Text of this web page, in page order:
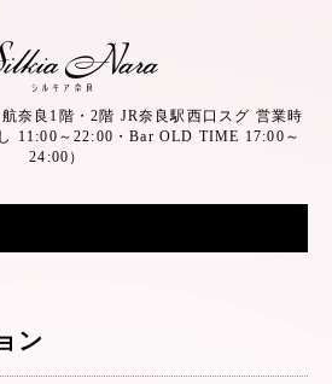
奈良1階・2階 JR奈良駅西口スグ 営業時
11:00～22:00・Bar OLD TIME 17:00～
24:00）
ン